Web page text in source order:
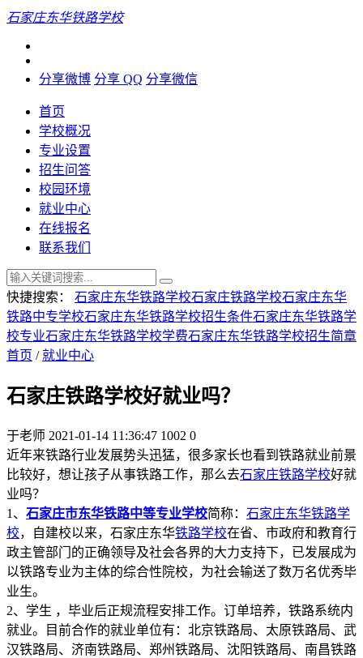
石家庄东华铁路学校
分享微博 分享 QQ 分享微信
首页
学校概况
专业设置
招生问答
校园环境
就业中心
在线报名
联系我们
快捷搜索： 石家庄东华铁路学校石家庄铁路学校石家庄东华
铁路中专学校石家庄东华铁路学校招生条件石家庄东华铁路学
校专业石家庄东华铁路学校学费石家庄东华铁路学校招生简章
首页 /就业中心
石家庄铁路学校好就业吗？
于老师 2021-01-14 11:36:47 1002 0
近年来铁路行业发展势头迅猛，很多家长也看到铁路就业前景
比较好，想让孩子从事铁路工作，那么去石家庄铁路学校好就
业吗？
1、 石家庄市东华铁路中等专业学校简称： 石家庄东华铁路学
校，自建校以来，石家庄东华铁路学校在省、市政府和教育行
政主管部门的正确领导及社会各界的大力支持下，已发展成为
以铁路专业为主体的综合性院校，为社会输送了数万名优秀毕
业生。
2、学生 ，毕业后正规流程安排工作。订单培养，铁路系统内
就业。目前合作的就业单位有：北京铁路局、太原铁路局、武
汉铁路局、济南铁路局、郑州铁路局、沈阳铁路局、南昌铁路